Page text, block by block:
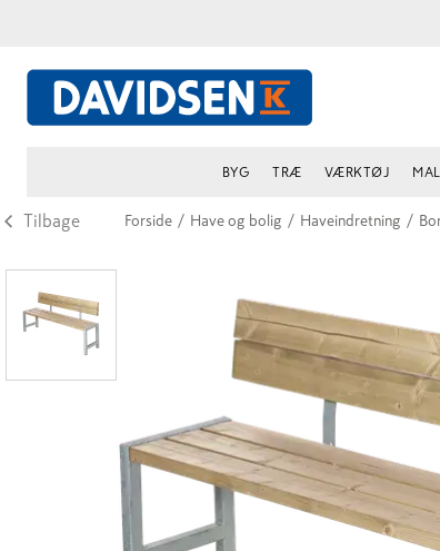
BYG TRÆ VÆRKTØJ
Tilbage Forside / Have og bolig / Haveindretning /